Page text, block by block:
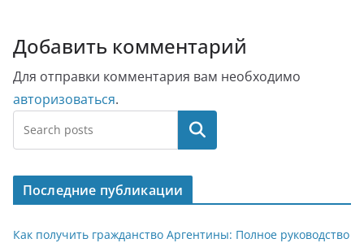
Добавить комментарий
Для отправки комментария вам необходимо
авторизоваться.
Поиск
Последние публикации
Как получить гражданство Аргентины: Полное руководство